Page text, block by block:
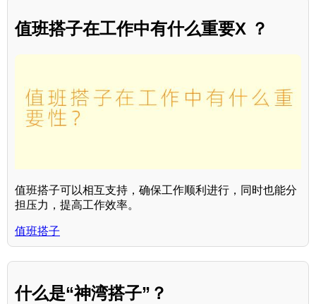
值班搭子在工作中有什么重要X ？
值班搭子可以相互支持，确保工作顺利进行，同时也能分
担压力，提高工作效率。
值班搭子
什么是“神湾搭子”？